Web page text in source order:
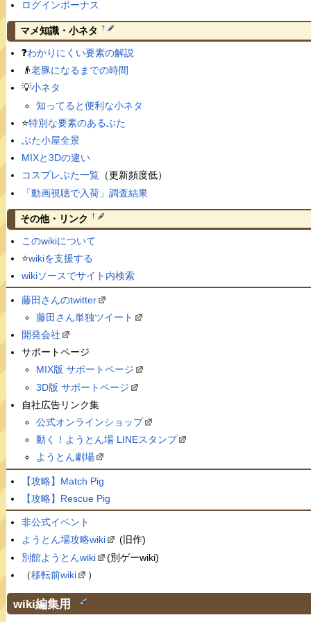
ログインボーナス
マメ知識・小ネタ †
❓わかりにくい要素の解説
👴老豚になるまでの時間
💡小ネタ
知ってると便利な小ネタ
⭐️特別な要素のあるぶた
ぶた小屋全景
MIXと3Dの違い
コスプレぶた一覧（更新頻度低）
「動画視聴で入荷」調査結果
その他・リンク †
このwikiについて
⭐️wikiを支援する
wikiソースでサイト内検索
藤田さんのtwitter
藤田さん単独ツイート
開発会社
サポートページ
MIX版 サポートページ
3D版 サポートページ
自社広告リンク集
公式オンラインショップ
動く！ようとん場 LINEスタンプ
ようとん劇場
【攻略】Match Pig
【攻略】Rescue Pig
非公式イベント
ようとん場攻略wiki
(旧作)
別館ようとんwiki
(別ゲーwiki)
（移転前wiki ）
wiki編集用 †